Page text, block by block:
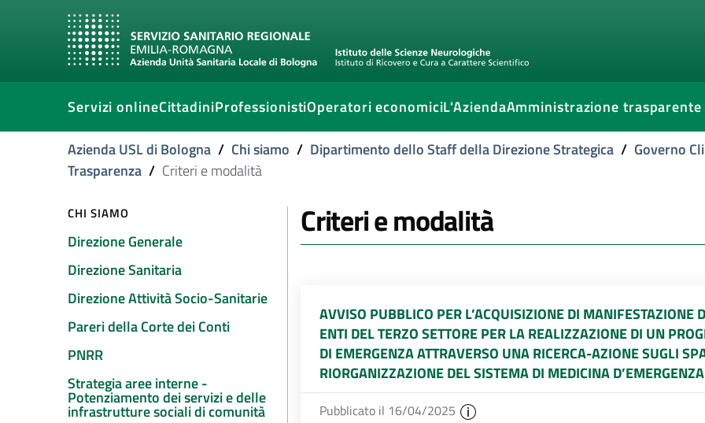
Servizi onlineCittadiniProfessionistiOperatori economiciL'AziendaAmministrazione trasparente
Azienda USL di Bologna / Chi siamo / Dipartimento dello Staff della Direzione Strategica / Governo
Trasparenza / Criteri e modalità
CHI SIAMO
Direzione Generale
Direzione Sanitaria
Direzione Attività Socio-Sanitarie
Pareri della Corte dei Conti
PNRR
Strategia aree interne -
Potenziamento dei servizi e delle
infrastrutture sociali di comunità
Criteri e modalità
AVVISO PUBBLICO PER L’ACQUISIZIONE DI MANIFESTAZIONE
ENTI DEL TERZO SETTORE PER LA REALIZZAZIONE DI UN
DI EMERGENZA ATTRAVERSO UNA RICERCA-AZIONE SUGLI
RIORGANIZZAZIONE DEL SISTEMA DI MEDICINA D’EMERGENZA
Pubblicato il 16/04/2025